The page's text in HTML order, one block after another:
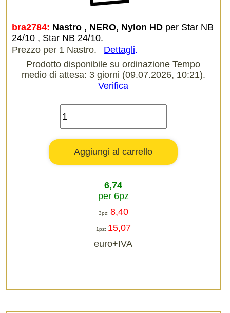
bra2784: Nastro , NERO, Nylon HD per Star NB
24/10 , Star NB 24/10.
Prezzo per 1 Nastro.
Dettagli.
Prodotto disponibile su ordinazione Tempo
medio di attesa: 3 giorni (09.07.2026, 10:21).
Verifica
6,74
per 6pz
3pz: 8,40
1pz: 15,07
euro+IVA